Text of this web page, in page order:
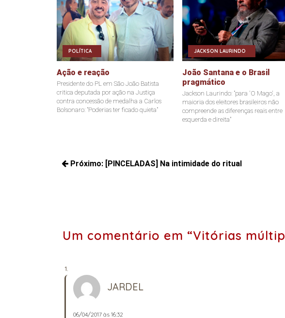
POLÍTICA
Ação e reação
Presidente do PL em São João Batista
critica deputada por ação na Justiça
contra concessão de medalha a Carlos
Bolsonaro: "Poderias ter ficado quieta"
JACKSON LAURINDO
João Santana e o Brasil
pragmático
Jackson Laurindo: "para 'O Mago', a
maioria dos eleitores brasileiros não
compreende as diferenças reais entre
esquerda e direita"
Navegação
Próximo:
[PINCELADAS] Na intimidade do ritual
Um comentário em “Vitórias
JARDEL
06/04/2017 às 16:32